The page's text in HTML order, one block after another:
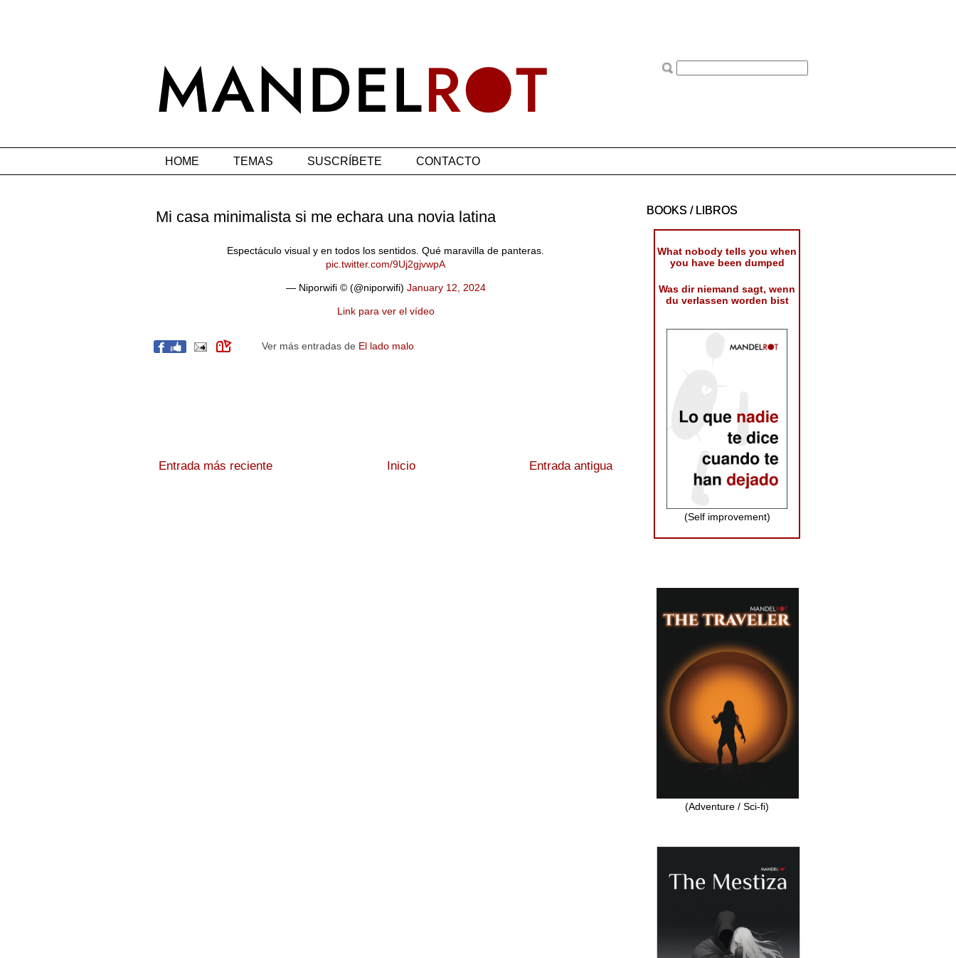
HOME TEMAS SUSCRÍBETE CONTACTO
Mi casa minimalista si me echara una novia latina
Espectáculo visual y en todos los sentidos. Qué maravilla de panteras.
pic.twitter.com/9Uj2gjvwpA
— Niporwifi © (@niporwifi) January 12, 2024
Link para ver el vídeo
Ver más entradas de El lado malo
Entrada más reciente Entrada antigua
Inicio
BOOKS / LIBROS
What nobody tells you when
you have been dumped
Was dir niemand sagt, wenn
du verlassen worden bist
(Self improvement)
(Adventure / Sci-fi)